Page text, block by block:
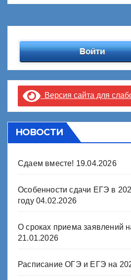
Версия сайта для
НОВОСТИ
Сдаем вместе! 19.04.2026
Особенности сдачи ЕГЭ в
году 04.02.2026
О сроках приема заявлений
21.01.2026
Расписание ОГЭ и ЕГЭ на